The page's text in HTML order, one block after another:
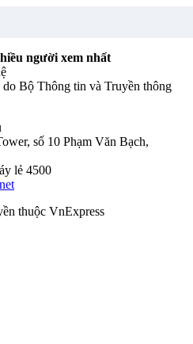
người xem nhất
Bộ Thông tin và Truyền thông
số 10 Phạm Văn Bạch,
lẻ 4500
thuộc VnExpress